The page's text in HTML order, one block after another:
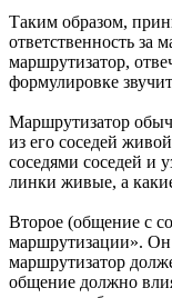
Таким образом,
ответственность за
маршрутизатор,
формулировке
Маршрутизатор
из его соседей
соседями соседей и
линки живые, а
Второе (общение с
маршрутизации». Он
маршрутизатор
общение должно